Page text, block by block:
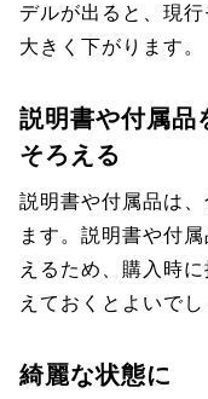
デルが出ると、現
大きく下がります。
説明書や付属品
そろえる
説明書や付属品は
ます。説明書や付
えるため、購入時
えておくとよいでし
綺麗な状態に